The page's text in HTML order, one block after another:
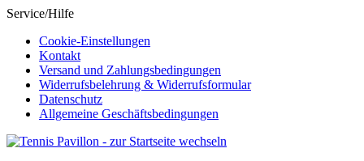
Service/Hilfe
Cookie-Einstellungen
Kontakt
Versand und Zahlungsbedingungen
Widerrufsbelehrung & Widerrufsformular
Datenschutz
Allgemeine Geschäftsbedingungen